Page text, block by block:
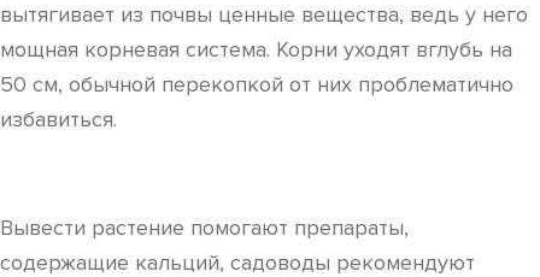
вытягивает из почвы ценные вещества, ведь у него
мощная корневая система. Корни уходят вглубь на
50 см, обычной перекопкой от них проблематично
избавиться.
Вывести растение помогают препараты,
содержащие кальций, садоводы рекомендуют